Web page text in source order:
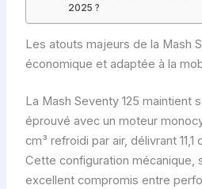
2025 ?
Les atouts majeurs de la Mash
économique et adaptée à la
La Mash Seventy 125 maintient
éprouvé avec un moteur
cm³ refroidi par air, délivrant
Cette configuration mécanique,
excellent compromis entre